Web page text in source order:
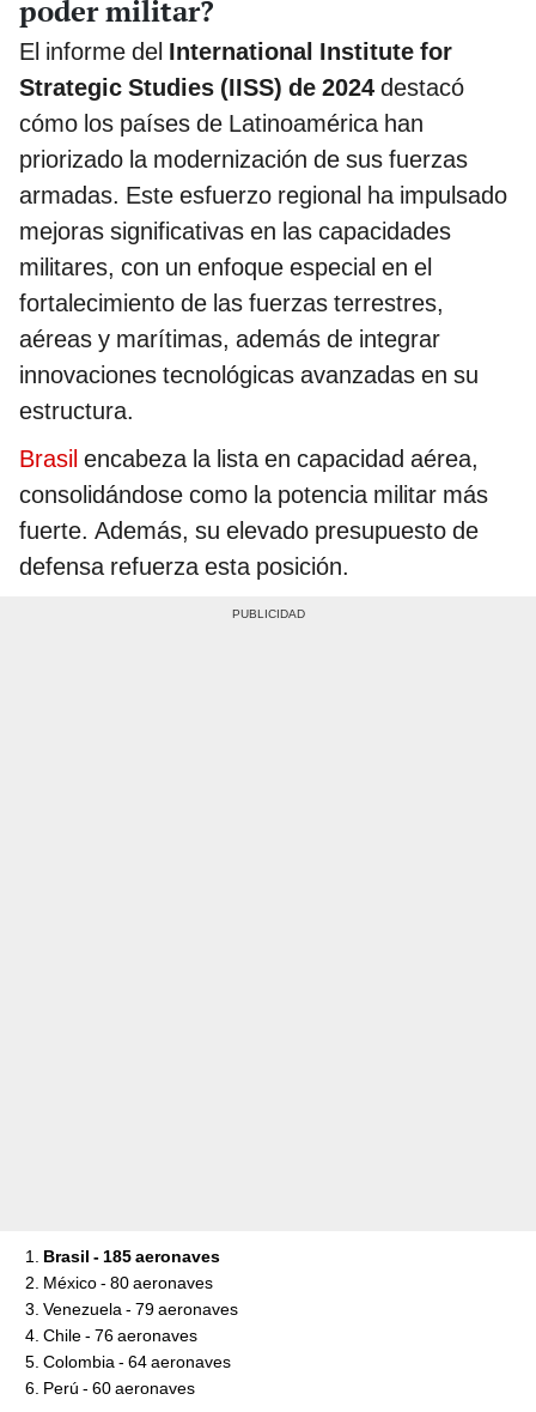
poder militar?
El informe del International Institute for
Strategic Studies (IISS) de 2024 destacó
cómo los países de Latinoamérica han
priorizado la modernización de sus fuerzas
armadas. Este esfuerzo regional ha impulsado
mejoras significativas en las capacidades
militares, con un enfoque especial en el
fortalecimiento de las fuerzas terrestres,
aéreas y marítimas, además de integrar
innovaciones tecnológicas avanzadas en su
estructura.
Brasil encabeza la lista en capacidad aérea,
consolidándose como la potencia militar más
fuerte. Además, su elevado presupuesto de
defensa refuerza esta posición.
Brasil - 185 aeronaves
México - 80 aeronaves
Venezuela - 79 aeronaves
Chile - 76 aeronaves
Colombia - 64 aeronaves
Perú - 60 aeronaves